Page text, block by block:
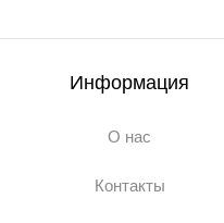
Информация
О нас
Контакты